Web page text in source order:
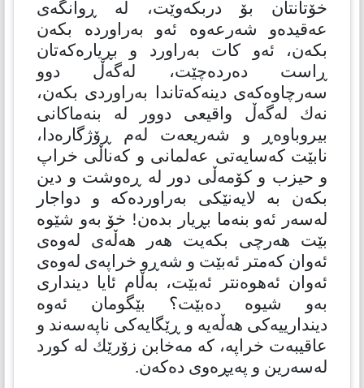
خۆتانتان بۆ دربكەوێت، لە ڕوانگەی
عەقیدەو شەرعەوە ئەو بەراوردە بكەن
بكەن، ئەو كات بەراورد و بڕیارەكەتان
ڕاست دەردەچێت، لەگەڵ دوو
سەرچاوەكەی دینەكەتاندا بەراوردی بكەن،
نەك لەگەڵ واقیعی دوور لە بنەماكانی
بیروباوەڕ و شەریعەت لەم ڕۆژگارەدا،
نابێت كەسایەتی عەلمانی و كەناڵی خراپ
و حیزب و كۆمەڵی دور لە ڕەوشت و دین
بكەن بە لایەنێكی بەراوردەكە و دواجار
لەسەر ئەو بنەما بڕیار بدەن! خۆ بەو شێوە
بێت هەرچی بكەیت هەر هەڵەی لەوەی
ئەوان كەمتر ئەبێت و شەڕو خراپەی لەوەی
ئەوان ئەهوەنتر ئەبێت، بەڵام ئایا دینداری
بەو شیوە دەبێت؟ بێگومان ئەوە
دیندارییەكی هەڵەیە و ڕێگایەكی ناپەسەند و
عاقیبەت خراپە، كە مەخابن زۆرێك لە كورد
لەسەرین و پەیڕەوی دەكەن.